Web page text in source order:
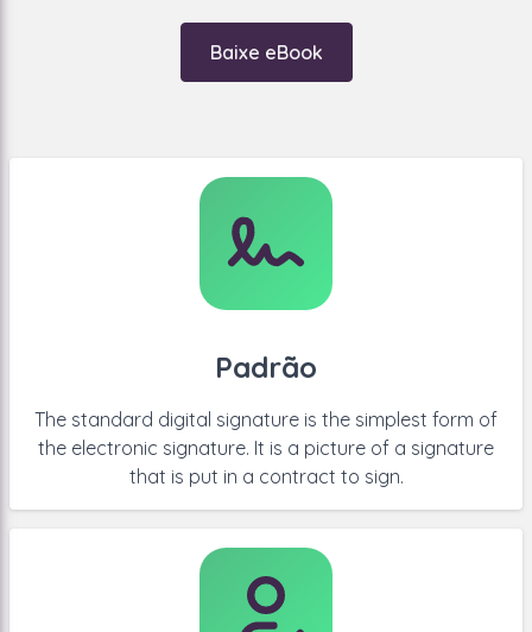
nenhum software especial para isso. Então, também é
Baixe eBook
Padrão
The standard digital signature is the simplest form of
the electronic signature. It is a picture of a signature
that is put in a contract to sign.